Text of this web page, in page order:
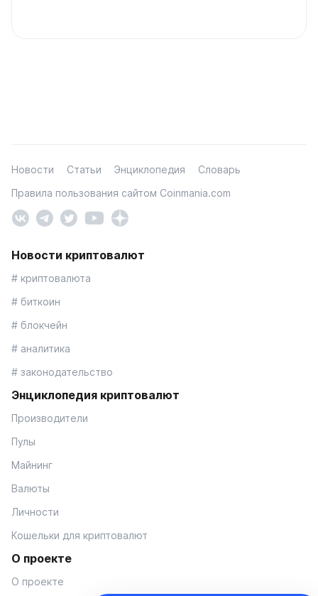
Новости Статьи Энциклопедия
Словарь
Правила пользования сайтом Coinmania.com
Новости криптовалют
# криптовалюта
# биткоин
# блокчейн
# аналитика
# законодательство
Энциклопедия криптовалют
Производители
Пулы
Майнинг
Валюты
Личности
Кошельки для криптовалют
О проекте
О проекте